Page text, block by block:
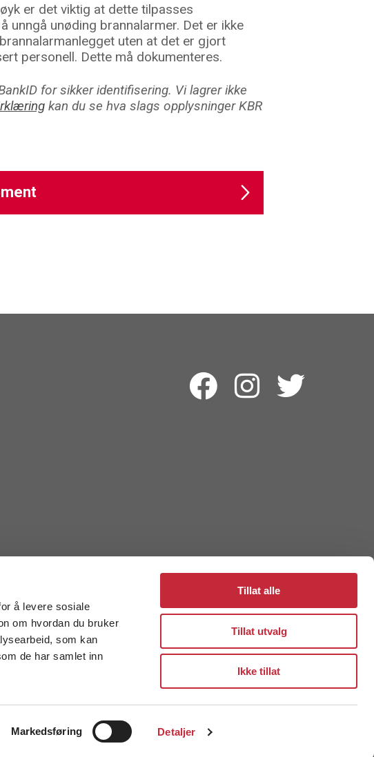
å levere sosiale
om hvordan du bruker
som kan
de har samlet inn
Markedsføring Detaljer
Tillat alle
Tillat utvalg
Ikke tillat
er det viktig at dette tilpasses
unngå unøding brannalarmer. Det er ikke
uten at det er gjort
personell. Dette må dokumenteres.
for sikker identifisering. Vi lagrer ikke
kan du se hva slags opplysninger KBR